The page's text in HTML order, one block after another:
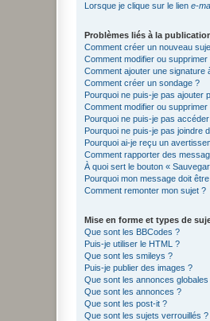
Lorsque je clique sur le lien e-
Problèmes liés à la
Comment créer un nouveau
Comment modifier ou
Comment ajouter une signature
Comment créer un sondage ?
Pourquoi ne puis-je pas ajouter
Comment modifier ou
Pourquoi ne puis-je pas
Pourquoi ne puis-je pas joindre
Pourquoi ai-je reçu un
Comment rapporter des
À quoi sert le bouton «
Pourquoi mon message doit
Comment remonter mon sujet ?
Mise en forme et types de
Que sont les BBCodes ?
Puis-je utiliser le HTML ?
Que sont les smileys ?
Puis-je publier des images ?
Que sont les annonces globales
Que sont les annonces ?
Que sont les post-it ?
Que sont les sujets verrouillés ?